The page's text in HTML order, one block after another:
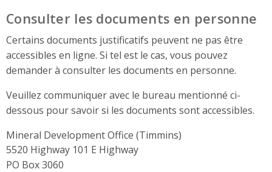
Consulter les documents en personne
Certains documents justificatifs peuvent ne pas être
accessibles en ligne. Si tel est le cas, vous pouvez
demander à consulter les documents en personne.
Veuillez communiquer avec le bureau mentionné ci-
dessous pour savoir si les documents sont accessibles.
Mineral Development Office (Timmins)
Address
5520 Highway 101 E Highway
PO Box 3060